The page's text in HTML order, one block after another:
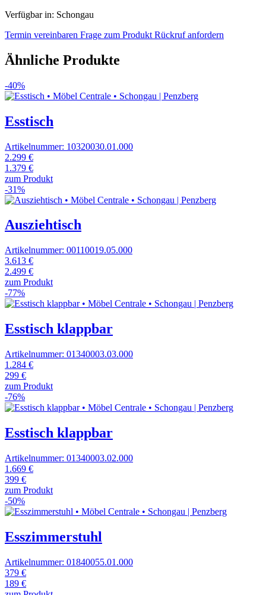
Verfügbar in: Schongau
Termin vereinbaren Frage zum Produkt Rückruf anfordern
Ähnliche Produkte
-40%
Esstisch
Artikelnummer: 10320030.01.000
2.299 €
1.379 €
zum Produkt
-31%
Ausziehtisch
Artikelnummer: 00110019.05.000
3.613 €
2.499 €
zum Produkt
-77%
Esstisch klappbar
Artikelnummer: 01340003.03.000
1.284 €
299 €
zum Produkt
-76%
Esstisch klappbar
Artikelnummer: 01340003.02.000
1.669 €
399 €
zum Produkt
-50%
Esszimmerstuhl
Artikelnummer: 01840055.01.000
379 €
189 €